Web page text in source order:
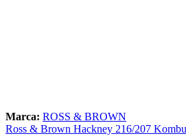
Marca: ROSS & BROWN
Ross & Brown Hackney 216/207